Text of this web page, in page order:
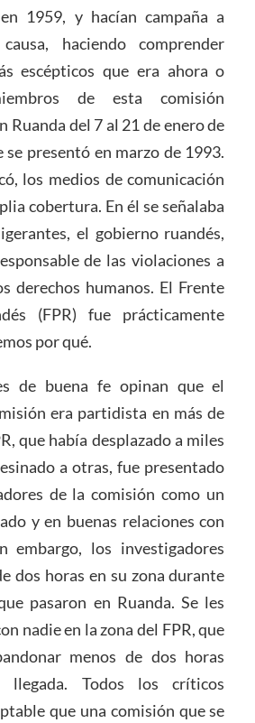
1959, y hacían campaña a
haciendo comprender
escépticos que era ahora o
de esta comisión
Ruanda del 7 al 21 de enero de
se presentó en marzo de 1993.
los medios de comunicación
cobertura. En él se señalaba
el gobierno ruandés,
de las violaciones a
derechos humanos. El Frente
(FPR) fue prácticamente
por qué.
de buena fe opinan que el
era partidista en más de
que había desplazado a miles
a otras, fue presentado
de la comisión como un
y en buenas relaciones con
embargo, los investigadores
dos horas en su zona durante
pasaron en Ruanda. Se les
nadie en la zona del FPR, que
menos de dos horas
llegada. Todos los críticos
que una comisión que se